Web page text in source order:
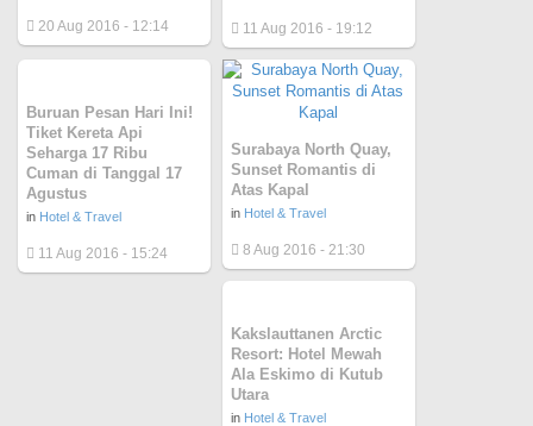
20 Aug 2016 - 12:14 11 Aug 2016 - 19:12
Buruan Pesan Hari Ini!
Tiket Kereta Api
Seharga 17 Ribu
Cuman di Tanggal 17
Agustus
in Hotel & Travel
11 Aug 2016 - 15:24
Surabaya North Quay,
Sunset Romantis di
Atas Kapal
in Hotel & Travel
8 Aug 2016 - 21:30
Kakslauttanen Arctic
Resort: Hotel Mewah
Ala Eskimo di Kutub
Utara
in Hotel & Travel